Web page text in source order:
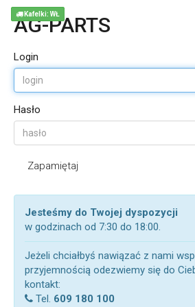
AG-PARTS
Login
Hasło
Zapamiętaj
Jesteśmy do Twojej dyspozycji
w godzinach od 7:30 do 18:00.
Jeżeli chciałbyś nawiązać z nami
przyjemnością odezwiemy się do
kontakt:
Tel. 609 180 100
Kafelki: WŁ